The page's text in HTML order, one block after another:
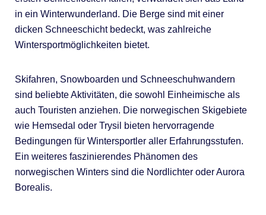
in ein Winterwunderland. Die Berge sind mit einer
dicken Schneeschicht bedeckt, was zahlreiche
Wintersportmöglichkeiten bietet.
Skifahren, Snowboarden und Schneeschuhwandern
sind beliebte Aktivitäten, die sowohl Einheimische als
auch Touristen anziehen. Die norwegischen Skigebiete
wie Hemsedal oder Trysil bieten hervorragende
Bedingungen für Wintersportler aller Erfahrungsstufen.
Ein weiteres faszinierendes Phänomen des
norwegischen Winters sind die Nordlichter oder Aurora
Borealis.